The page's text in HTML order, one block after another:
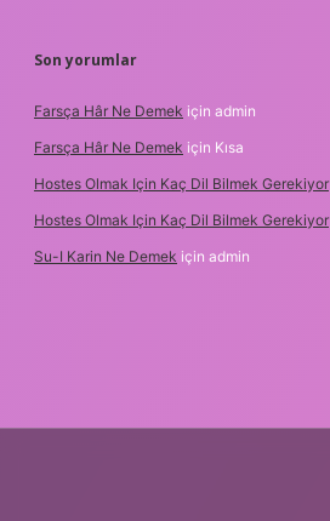
Son yorumlar
Farsça Hâr Ne Demek için admin
Farsça Hâr Ne Demek için Kısa
Hostes Olmak Için Kaç Dil Bilmek Gerekiyor
Hostes Olmak Için Kaç Dil Bilmek Gerekiyor
Su-I Karin Ne Demek için admin